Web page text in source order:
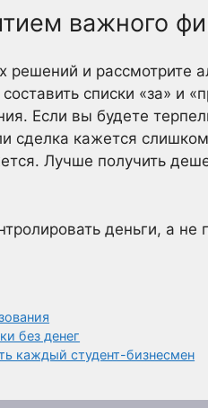
важного
и рассмотрите
списки «за» и
Если вы будете
сделка кажется
Лучше получить
деньги, а
без денег
каждый студент-бизнесмен